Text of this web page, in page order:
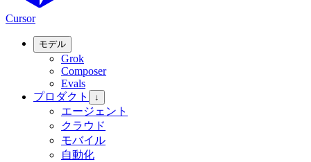
Cursor
モデル
Grok
Composer
Evals
プロダクト
↓
エージェント
クラウド
モバイル
自動化